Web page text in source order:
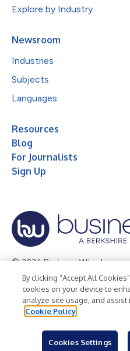
Explore by Industry
Newsroom
Industries
Subjects
Languages
Resources
Blog
For Journalists
Sign Up
© 2026 Business Wire, Inc.
Privacy Policy Cookie Policy
Terms of Use
Legal
By clicking “Accept All
cookies on your device to
analyze site usage, and
Cookie Policy
Cookies Settings